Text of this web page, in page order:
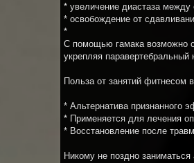
* увеличение диастаза
* освобождение от
*
С помощью гамака возможно
укрепляя
Польза от занятий фитнесом
* Альтернатива признанного
* Применяется для лечения
* Восстановление после
Никому не поздно